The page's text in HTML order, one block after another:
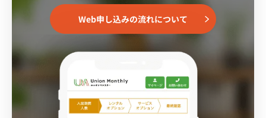
Web申し込みの流れについて